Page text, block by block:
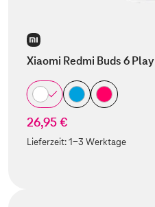
Xiaomi Redmi Buds 6 Play
26,95 €
Lieferzeit:1-3 Werktage